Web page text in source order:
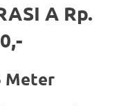
A Rp.
Meter